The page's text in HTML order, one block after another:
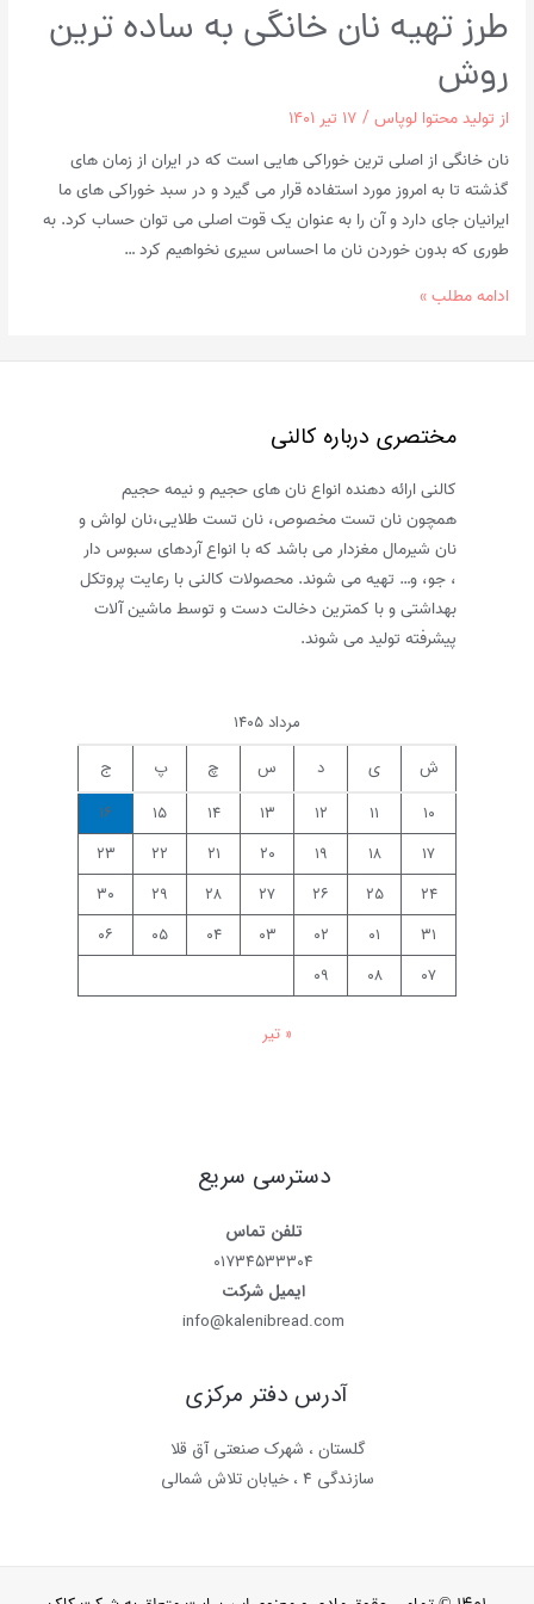
طرز تهیه نان خانگی به ساده ‌ترین
روش
از تولید محتوا لوپاس/ ۱۷ تیر ۱۴۰۱
نان خانگی از اصلی ‌ترین خوراکی ‌هایی است که در ایران از زمان‌ های
گذشته تا به امروز مورد استفاده قرار می‌ گیرد و در سبد خوراکی‌ های ما
ایرانیان جای دارد و آن را به‌ عنوان یک قوت اصلی می ‌توان حساب کرد. به
طوری که بدون خوردن نان ما احساس سیری نخواهیم کرد …
طرز
ادامه مطلب »
مختصری درباره کالنی
کالنی ارائه دهنده انواع نان های حجیم و نیمه حجیم
همچون نان تست مخصوص، نان تست طلایی،نان لواش و
نان شیرمال مغزدار می باشد که با انواع آردهای سبوس دار
، جو، و… تهیه می شوند. محصولات کالنی با رعایت پروتکل
بهداشتی و با کمترین دخالت دست و توسط ماشین آلات
پیشرفته تولید می شوند.
مرداد ۱۴۰۵
ش
ی د س چ پ
ج
۱۰
۱۱ ۱۲ ۱۳ ۱۴ ۱۵
۱۶
۱۷
۱۸ ۱۹ ۲۰ ۲۱ ۲۲
۲۳
۲۴
۲۵ ۲۶ ۲۷ ۲۸ ۲۹
۳۰
۳۱
۰۱ ۰۲ ۰۳ ۰۴ ۰۵
۰۶
۰۷
۰۸ ۰۹
« تیر
دسترسی سریع
تلفن تماس
۰۱۷۳۴۵۳۳۳۰۴
ایمیل شرکت
info@kalenibread.com
آدرس دفتر مرکزی
گلستان ، شهرک صنعتی آق قلا
سازندگی ۴ ، خیابان تلاش شمالی